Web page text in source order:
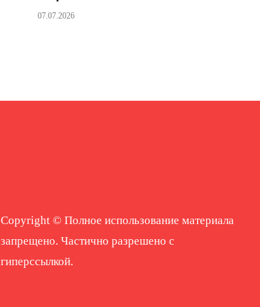
07.07.2026
Copyright © Полное использование материала
запрещено. Частично разрешено с
гиперссылкой.